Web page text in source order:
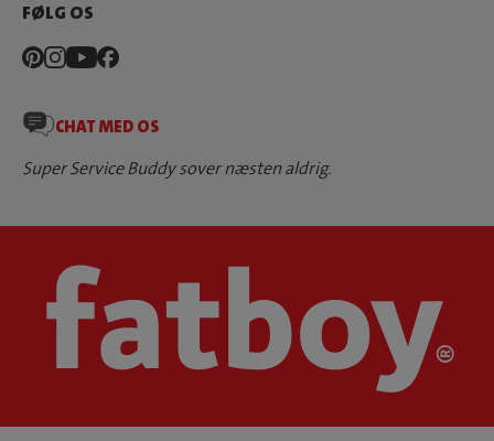
FØLG OS
CHAT MED OS
Super Service Buddy sover næsten aldrig.